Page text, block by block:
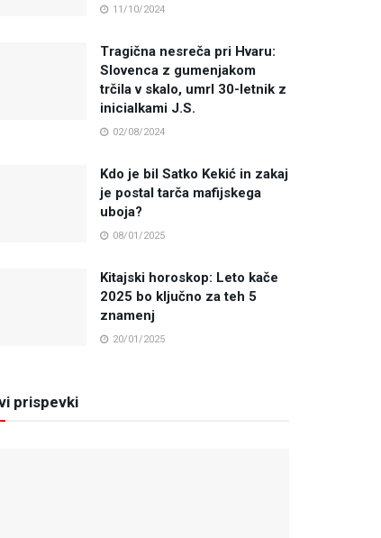
11/10/2024
Tragična nesreča pri Hvaru:
Slovenca z gumenjakom
trčila v skalo, umrl 30-letnik z
inicialkami J.S.
02/08/2024
Kdo je bil Satko Kekić in zakaj
je postal tarča mafijskega
uboja?
08/01/2025
Kitajski horoskop: Leto kače
2025 bo ključno za teh 5
znamenj
20/01/2025
prispevki